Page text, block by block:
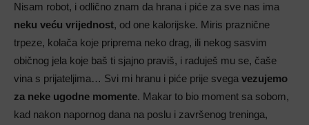
Nisam robot, i odlično znam da hrana i piće za sve nas ima
neku veću vrijednost, od one kalorijske. Miris praznične
trpeze, kolača koje priprema neko drag, ili nekog sasvim
običnog jela koje baš ti sjajno praviš, i raduješ mu se, čaše
vina s prijateljima… Svi mi hranu i piće prije svega vezujemo
za neke ugodne momente. Makar to bio moment sa sobom,
kad nakon napornog dana na poslu i završenog treninga,